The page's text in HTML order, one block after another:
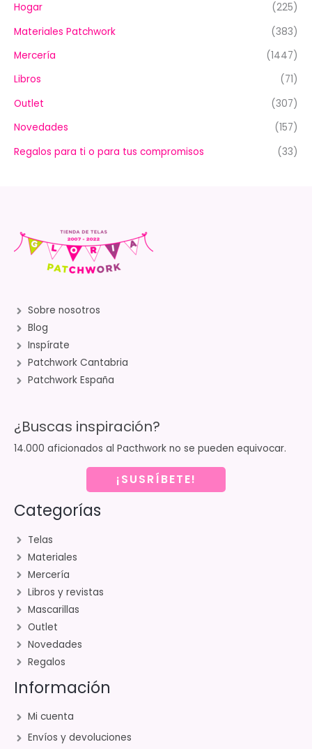
Hogar
(225)
Materiales Patchwork
(383)
Mercería
(1447)
Libros
(71)
Outlet
(307)
Novedades
(157)
Regalos para ti o para tus compromisos
(33)
Sobre nosotros
Blog
Inspírate
Patchwork Cantabria
Patchwork España
¿Buscas inspiración?
14.000 aficionados al Pacthwork no se pueden equivocar.
¡SUSRÍBETE!
Categorías
Telas
Materiales
Mercería
Libros y revistas
Mascarillas
Outlet
Novedades
Regalos
Información
Mi cuenta
Envíos y devoluciones